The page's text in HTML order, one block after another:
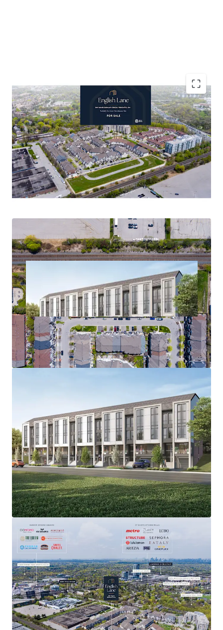
Accelerated Timeline to Development
Favourable Development Cost Environment
Established Residential Neighbourhood
Affluent Demographic Profile
Abundant Retail and Community Amenities
Resilient Townhouse Market Dynamics